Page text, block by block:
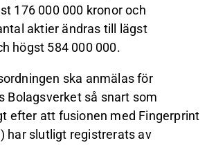
176 000 000 kronor och
aktier ändras till lägst
högst 584 000 000.
ska anmälas för
Bolagsverket så snart som
efter att fusionen med Fingerprint
har slutligt registrerats av